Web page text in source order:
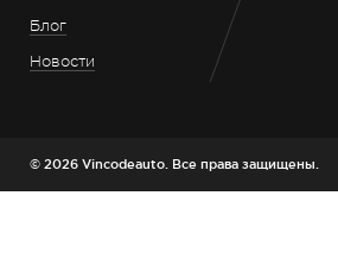
Блог
Новости
© 2026 Vincodeauto. Все права защищены.